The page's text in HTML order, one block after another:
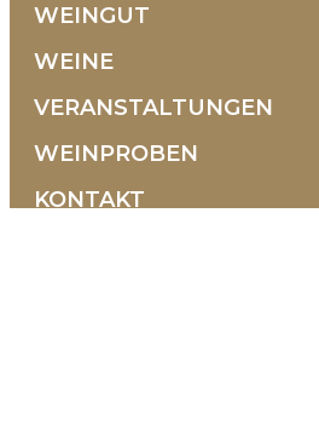
WEINGUT
WEINE
VERANSTALTUNGEN
WEINPROBEN
KONTAKT